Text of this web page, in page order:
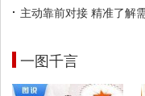
主动靠前对接 精准了解
一图千言